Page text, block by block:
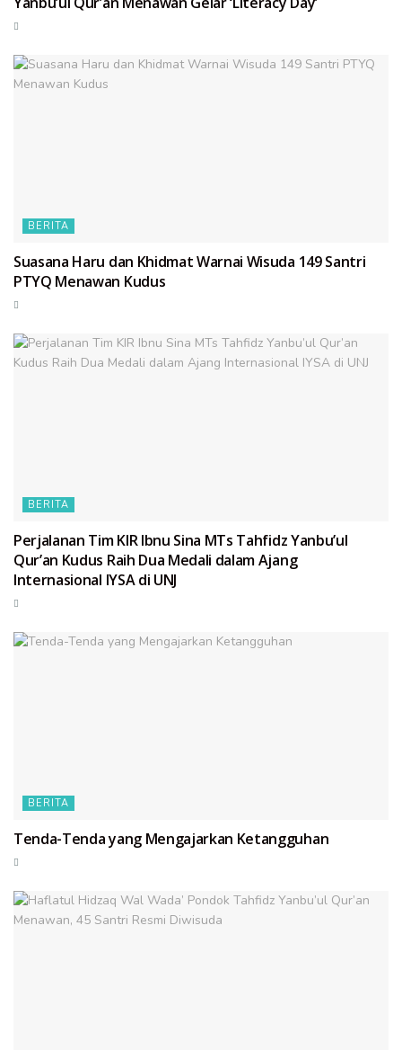
BERITA
Suasana Haru dan Khidmat Warnai Wisuda 149 Santri
PTYQ Menawan Kudus
BERITA
Perjalanan Tim KIR Ibnu Sina MTs Tahfidz Yanbu’ul
Qur’an Kudus Raih Dua Medali dalam Ajang
Internasional IYSA di UNJ
BERITA
Tenda-Tenda yang Mengajarkan Ketangguhan